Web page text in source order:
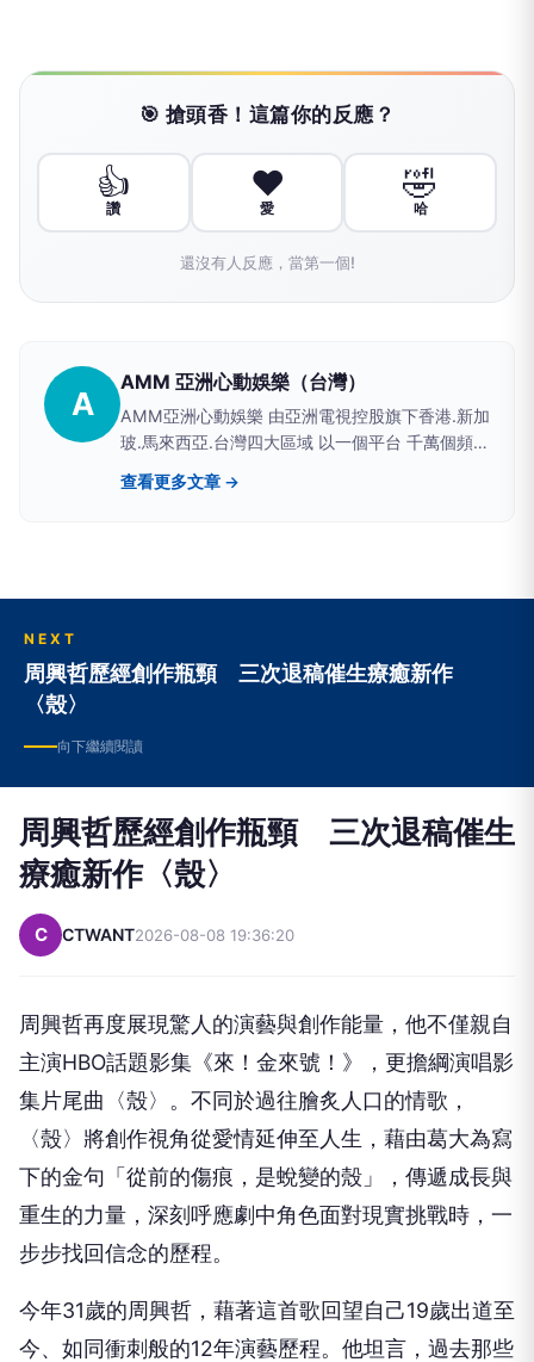
🎯 搶頭香！這篇你的反應？
👍
讚
❤️
愛
🤣
哈
還沒有人反應，當第一個!
A
AMM 亞洲心動娛樂（台灣）
AMM亞洲心動娛樂 由亞洲電視控股旗下香港.新加
玻.馬來西亞.台灣四大區域 以一個平台 千萬個頻道
概念 結合音樂會 綜藝節目 戲劇 直播方式 建構網
際網路OTT平台 2020.八月正式成立台灣分部
查看更多文章 →
NEXT
周興哲歷經創作瓶頸 三次退稿催生療癒新作
〈殼〉
向下繼續閱讀
周興哲歷經創作瓶頸 三次退稿催生
療癒新作〈殼〉
C CTWANT2026-08-08 19:36:20
周興哲再度展現驚人的演藝與創作能量，他不僅親自
主演HBO話題影集《來！金來號！》，更擔綱演唱影
集片尾曲〈殼〉。不同於過往膾炙人口的情歌，
〈殼〉將創作視角從愛情延伸至人生，藉由葛大為寫
下的金句「從前的傷痕，是蛻變的殼」，傳遞成長與
重生的力量，深刻呼應劇中角色面對現實挑戰時，一
步步找回信念的歷程。
今年31歲的周興哲，藉著這首歌回望自己19歲出道至
今、如同衝刺般的12年演藝歷程。他坦言，過去那些